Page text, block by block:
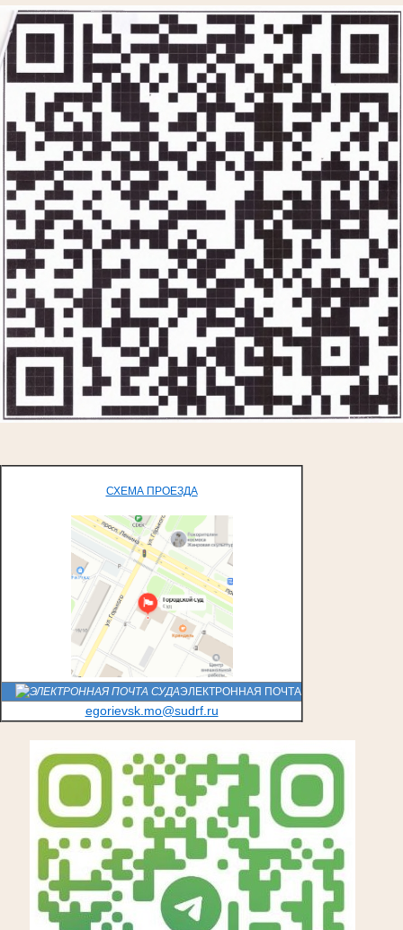
СХЕМА ПРОЕЗДА
ЭЛЕКТРОННАЯ ПОЧТА
egorievsk.mo@sudrf.ru